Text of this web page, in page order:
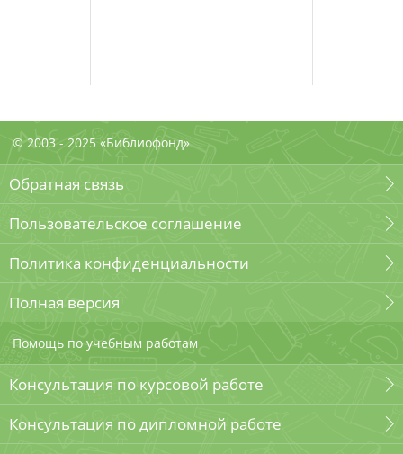
© 2003 - 2025 «Библиофонд»
Обратная связь
Пользовательское соглашение
Политика конфиденциальности
Полная версия
Помощь по учебным работам
Консультация по курсовой работе
Консультация по дипломной работе